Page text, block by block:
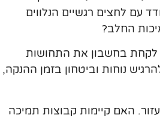
עם לחצים רגשיים הנלווים
החלב?
לקחת בחשבון את התחושות
נוחות וביטחון בזמן ההנקה,
האם קיימות קבוצות תמיכה